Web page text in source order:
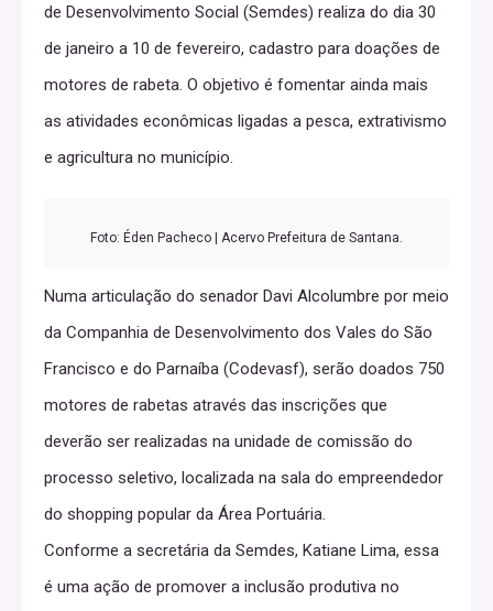
de Desenvolvimento Social (Semdes) realiza do dia 30
de janeiro a 10 de fevereiro, cadastro para doações de
motores de rabeta. O objetivo é fomentar ainda mais
as atividades econômicas ligadas a pesca, extrativismo
e agricultura no município.
Foto: Éden Pacheco | Acervo Prefeitura de Santana.
Numa articulação do senador Davi Alcolumbre por meio
da Companhia de Desenvolvimento dos Vales do São
Francisco e do Parnaíba (Codevasf), serão doados 750
motores de rabetas através das inscrições que
deverão ser realizadas na unidade de comissão do
processo seletivo, localizada na sala do empreendedor
do shopping popular da Área Portuária.
Conforme a secretária da Semdes, Katiane Lima, essa
é uma ação de promover a inclusão produtiva no